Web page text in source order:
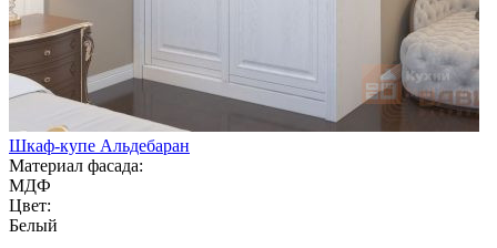
Шкаф-купе Альдебаран
Материал фасада:
МДФ
Цвет:
Белый